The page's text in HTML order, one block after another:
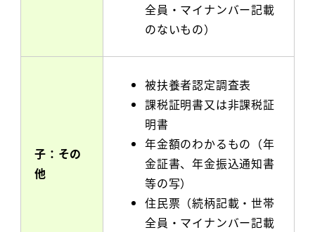
全員・マイナンバー記載
のないもの）
子：その
他
被扶養者認定調査表
課税証明書又は非課税証
明書
年金額のわかるもの（年
金証書、年金振込通知書
等の写）
住民票（続柄記載・世帯
全員・マイナンバー記載